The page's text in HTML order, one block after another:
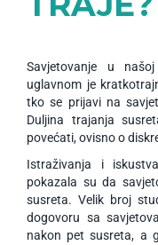
Savjetovanje u
uglavnom je
tko se prijavi na
Duljina trajanja
povećati, ovisno o
Istraživanja i
pokazala su da
susreta. Velik broj
dogovoru sa
nakon pet susreta, a